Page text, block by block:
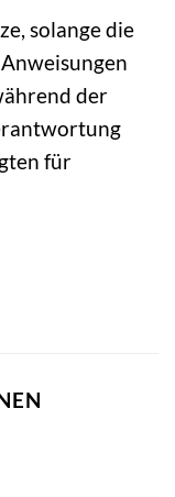
solange die
der
für